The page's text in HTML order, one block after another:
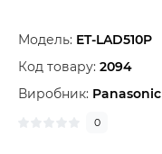
Модель: ET-LAD510P
Код товару: 2094
Виробник: Panasonic
0